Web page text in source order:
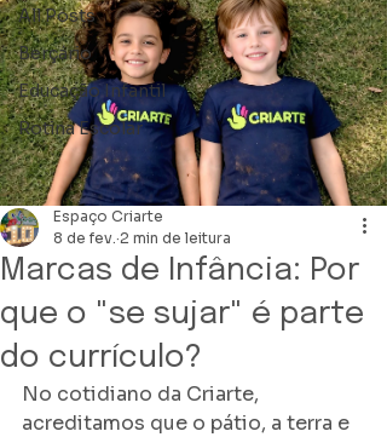
All Posts
Berçário
Educação Infantil
Rotina Escolar
Marcas de Infância: Por
que o "se sujar" é parte
do currículo?
Espaço Criarte
8 de fev. 2 min de leitura
​No cotidiano da Criarte,
acreditamos que o pátio, a terra e